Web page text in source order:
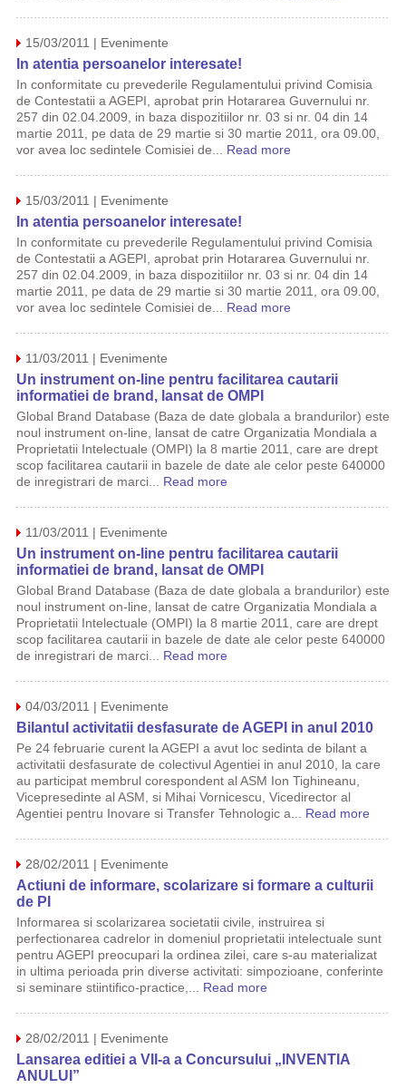
15/03/2011 | Evenimente
In atentia persoanelor interesate!
In conformitate cu prevederile Regulamentului privind Comisia
de Contestatii a AGEPI, aprobat prin Hotararea Guvernului nr.
257 din 02.04.2009, in baza dispozitiilor nr. 03 si nr. 04 din 14
martie 2011, pe data de 29 martie si 30 martie 2011, ora 09.00,
vor avea loc sedintele Comisiei de... Read more
15/03/2011 | Evenimente
In atentia persoanelor interesate!
In conformitate cu prevederile Regulamentului privind Comisia
de Contestatii a AGEPI, aprobat prin Hotararea Guvernului nr.
257 din 02.04.2009, in baza dispozitiilor nr. 03 si nr. 04 din 14
martie 2011, pe data de 29 martie si 30 martie 2011, ora 09.00,
vor avea loc sedintele Comisiei de... Read more
11/03/2011 | Evenimente
Un instrument on-line pentru facilitarea cautarii
informatiei de brand, lansat de OMPI
Global Brand Database (Baza de date globala a brandurilor) este
noul instrument on-line, lansat de catre Organizatia Mondiala a
Proprietatii Intelectuale (OMPI) la 8 martie 2011, care are drept
scop facilitarea cautarii in bazele de date ale celor peste 640000
de inregistrari de marci... Read more
11/03/2011 | Evenimente
Un instrument on-line pentru facilitarea cautarii
informatiei de brand, lansat de OMPI
Global Brand Database (Baza de date globala a brandurilor) este
noul instrument on-line, lansat de catre Organizatia Mondiala a
Proprietatii Intelectuale (OMPI) la 8 martie 2011, care are drept
scop facilitarea cautarii in bazele de date ale celor peste 640000
de inregistrari de marci... Read more
04/03/2011 | Evenimente
Bilantul activitatii desfasurate de AGEPI in anul 2010
Pe 24 februarie curent la AGEPI a avut loc sedinta de bilant a
activitatii desfasurate de colectivul Agentiei in anul 2010, la care
au participat membrul corespondent al ASM Ion Tighineanu,
Vicepresedinte al ASM, si Mihai Vornicescu, Vicedirector al
Agentiei pentru Inovare si Transfer Tehnologic a... Read more
28/02/2011 | Evenimente
Actiuni de informare, scolarizare si formare a culturii
de PI
Informarea si scolarizarea societatii civile, instruirea si
perfectionarea cadrelor in domeniul proprietatii intelectuale sunt
pentru AGEPI preocupari la ordinea zilei, care s-au materializat
in ultima perioada prin diverse activitati: simpozioane, conferinte
si seminare stiintifico-practice,... Read more
28/02/2011 | Evenimente
Lansarea editiei a VII-a a Concursului „INVENTIA
ANULUI”